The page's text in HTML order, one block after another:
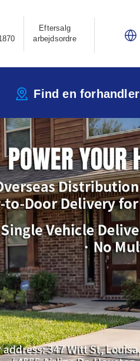
Eftersalg
arbejdsordre
Find en forhandler